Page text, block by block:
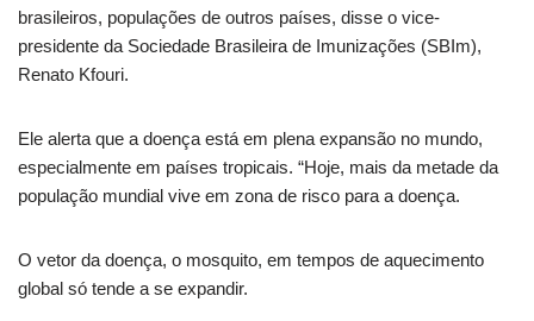
brasileiros, populações de outros países, disse o vice-
presidente da Sociedade Brasileira de Imunizações (SBIm),
Renato Kfouri.
Ele alerta que a doença está em plena expansão no mundo,
especialmente em países tropicais. “Hoje, mais da metade da
população mundial vive em zona de risco para a doença.
O vetor da doença, o mosquito, em tempos de aquecimento
global só tende a se expandir.